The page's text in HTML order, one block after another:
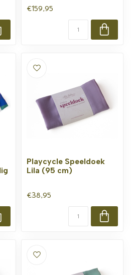
€159,95
Playcycle Speeldoek
Lila (95 cm)
€38,95